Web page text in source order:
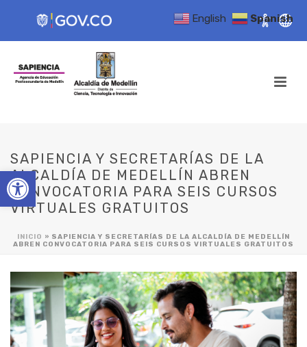
Open toolbar
SAPIENCIA Y SECRETARÍAS DE LA
ALCALDÍA DE MEDELLÍN ABREN
CONVOCATORIA PARA SEIS CURSOS
VIRTUALES GRATUITOS
INICIO » SAPIENCIA Y SECRETARÍAS DE LA ALCALDÍA DE MEDELLÍN
ABREN CONVOCATORIA PARA SEIS CURSOS VIRTUALES GRATUITOS
English Spanish